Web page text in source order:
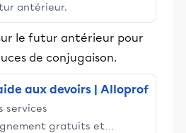
antérieur.
le futur antérieur pour
de conjugaison.
aux devoirs | Alloprof
services
gratuits et